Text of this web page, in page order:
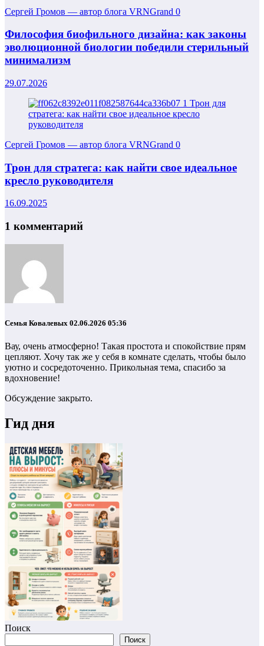
Сергей Громов — автор блога VRNGrand 0
Философия биофильного дизайна: как законы
эволюционной биологии победили стерильный
минимализм
29.07.2026
Сергей Громов — автор блога VRNGrand 0
Трон для стратега: как найти свое идеальное
кресло руководителя
16.09.2025
1 комментарий
Семья Ковалевых 02.06.2026 05:36
Вау, очень атмосферно! Такая простота и спокойствие прям
цепляют. Хочу так же у себя в комнате сделать, чтобы было
уютно и сосредоточенно. Прикольная тема, спасибо за
вдохновение!
Обсуждение закрыто.
Гид дня
Поиск
Поиск